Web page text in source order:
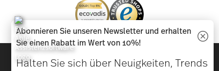
Entdecken Sie unsere Marken
Design & Funktionalität für Ihr Zuhause
Abonnieren Sie unseren Newsletter und erhalten
Sie einen Rabatt im Wert von 10%!
Halten Sie sich über Neuigkeiten, Trends